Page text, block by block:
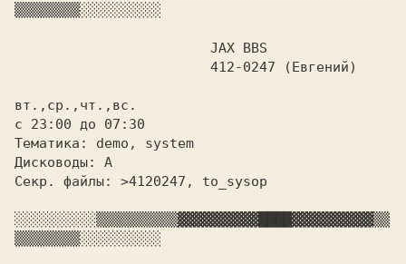
▒▒▒▒▒▒▒▒░░░░░░░░░░
вт.,ср.,чт.,вс.
с 23:00 до 07:30
Тематика: demo, system
Дисководы: A
Секр. файлы: >4120247, to_sysop
░░░░░░░░░░▒▒▒▒▒▒▒▒▒▒▓▓▓▓▓▓▓▓▓▓ ▓▓▓▓▓▓▓▓▓▓▒▒
▒▒▒▒▒▒▒▒░░░░░░░░░░